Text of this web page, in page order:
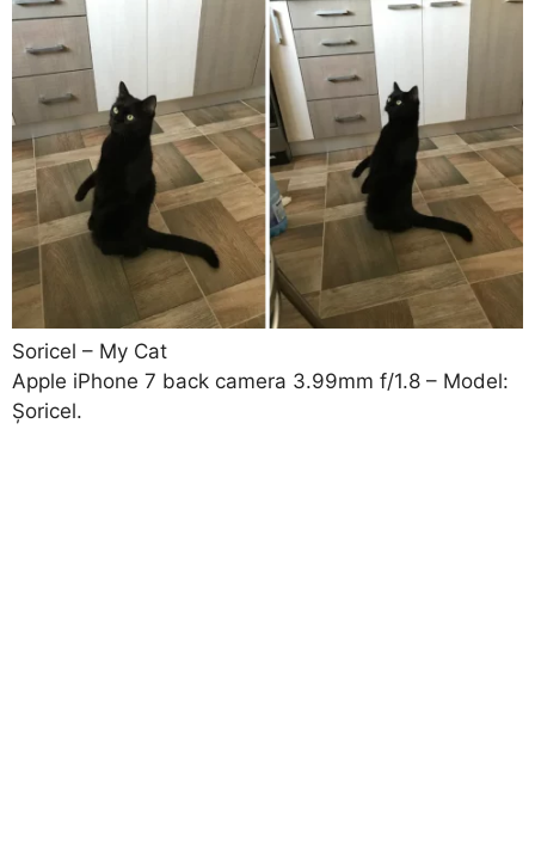
Soricel – My Cat
Apple iPhone 7 back camera 3.99mm f/1.8 – Model:
Șoricel.